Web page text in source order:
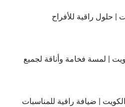
| حلول راقية للأفراح
| لمسة فخامة وأناقة لجميع
| ضيافة راقية للمناسبات